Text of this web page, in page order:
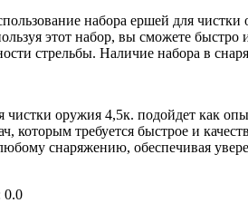
набора ершей для
этот набор, вы сможете
стрельбы. Наличие набора в
оружия 4,5к. подойдет как
которым требуется быстрое и
снаряжению, обеспечивая
0.0